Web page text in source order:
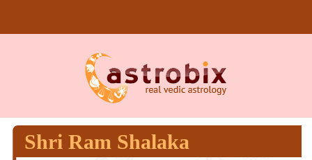
Shri Ram Shalaka